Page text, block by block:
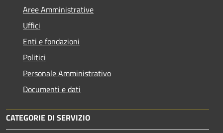
Aree Amministrative
Uffici
Enti e fondazioni
Politici
Personale Amministrativo
Documenti e dati
CATEGORIE DI SERVIZIO